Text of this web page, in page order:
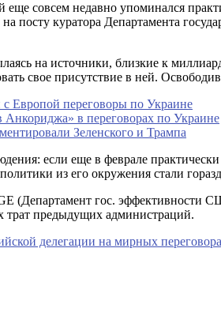
совсем недавно упоминался
посту куратора Департамента
на источники, близкие к
свое присутствие в ней.
с Европой переговоры по Украине
в переговорах по Украине
Зеленского и Трампа
если еще в феврале
из его окружения стали
(Департамент гос.
трат предыдущих администраций.
делегации на мирных